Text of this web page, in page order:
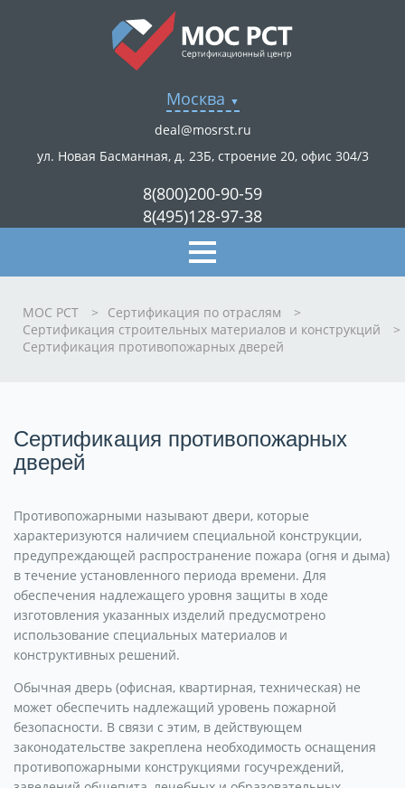
Москва
deal@mosrst.ru
ул. Новая Басманная, д. 23Б, строение 20, офис 304/3
8(800)200-90-59
8(495)128-97-38
МОС РСТ > Сертификация по отраслям
>
Сертификация строительных материалов и конструкций
>
Сертификация противопожарных дверей
Сертификация противопожарных
дверей
Противопожарными называют двери, которые
характеризуются наличием специальной конструкции,
предупреждающей распространение пожара (огня и дыма)
в течение установленного периода времени. Для
обеспечения надлежащего уровня защиты в ходе
изготовления указанных изделий предусмотрено
использование специальных материалов и
конструктивных решений.
Обычная дверь (офисная, квартирная, техническая) не
может обеспечить надлежащий уровень пожарной
безопасности. В связи с этим, в действующем
законодательстве закреплена необходимость оснащения
противопожарными конструкциями госучреждений,